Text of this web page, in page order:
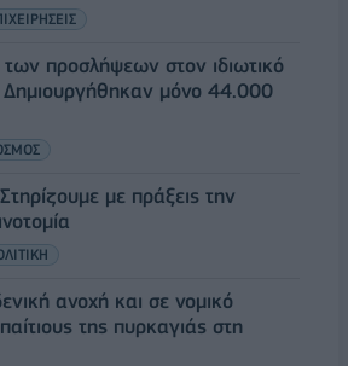
προσλήψεων στον ιδιωτικό
Δημιουργήθηκαν μόνο 44.000
με πράξεις την
ανοχή και σε νομικό
της πυρκαγιάς στη